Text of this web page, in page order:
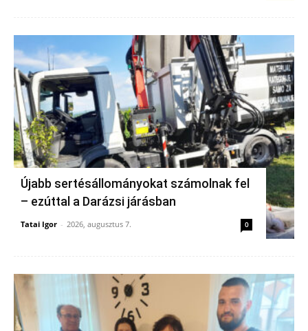
Újabb sertésállományokat számolnak fel
– ezúttal a Darázsi járásban
Tatai Igor - 2026, augusztus 7. 0